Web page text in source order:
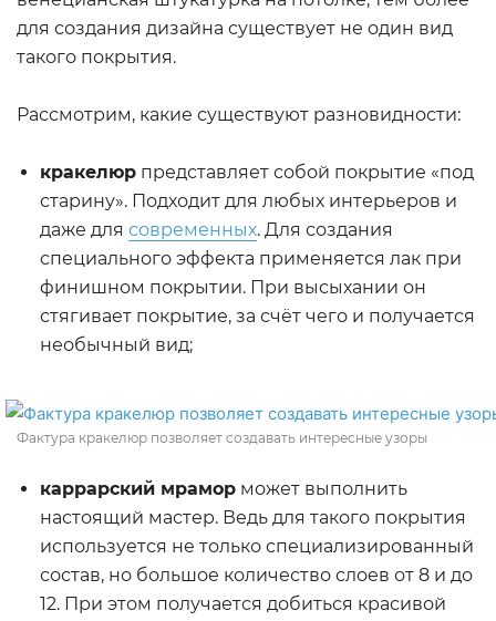
для создания дизайна существует не один вид
такого покрытия.
Рассмотрим, какие существуют разновидности:
кракелюр представляет собой покрытие «под
старину». Подходит для любых интерьеров и
даже для современных. Для создания
специального эффекта применяется лак при
финишном покрытии. При высыхании он
стягивает покрытие, за счёт чего и получается
необычный вид;
Фактура кракелюр позволяет создавать интересные узоры
каррарский мрамор может выполнить
настоящий мастер. Ведь для такого покрытия
используется не только специализированный
состав, но большое количество слоев от 8 и до
12. При этом получается добиться красивой